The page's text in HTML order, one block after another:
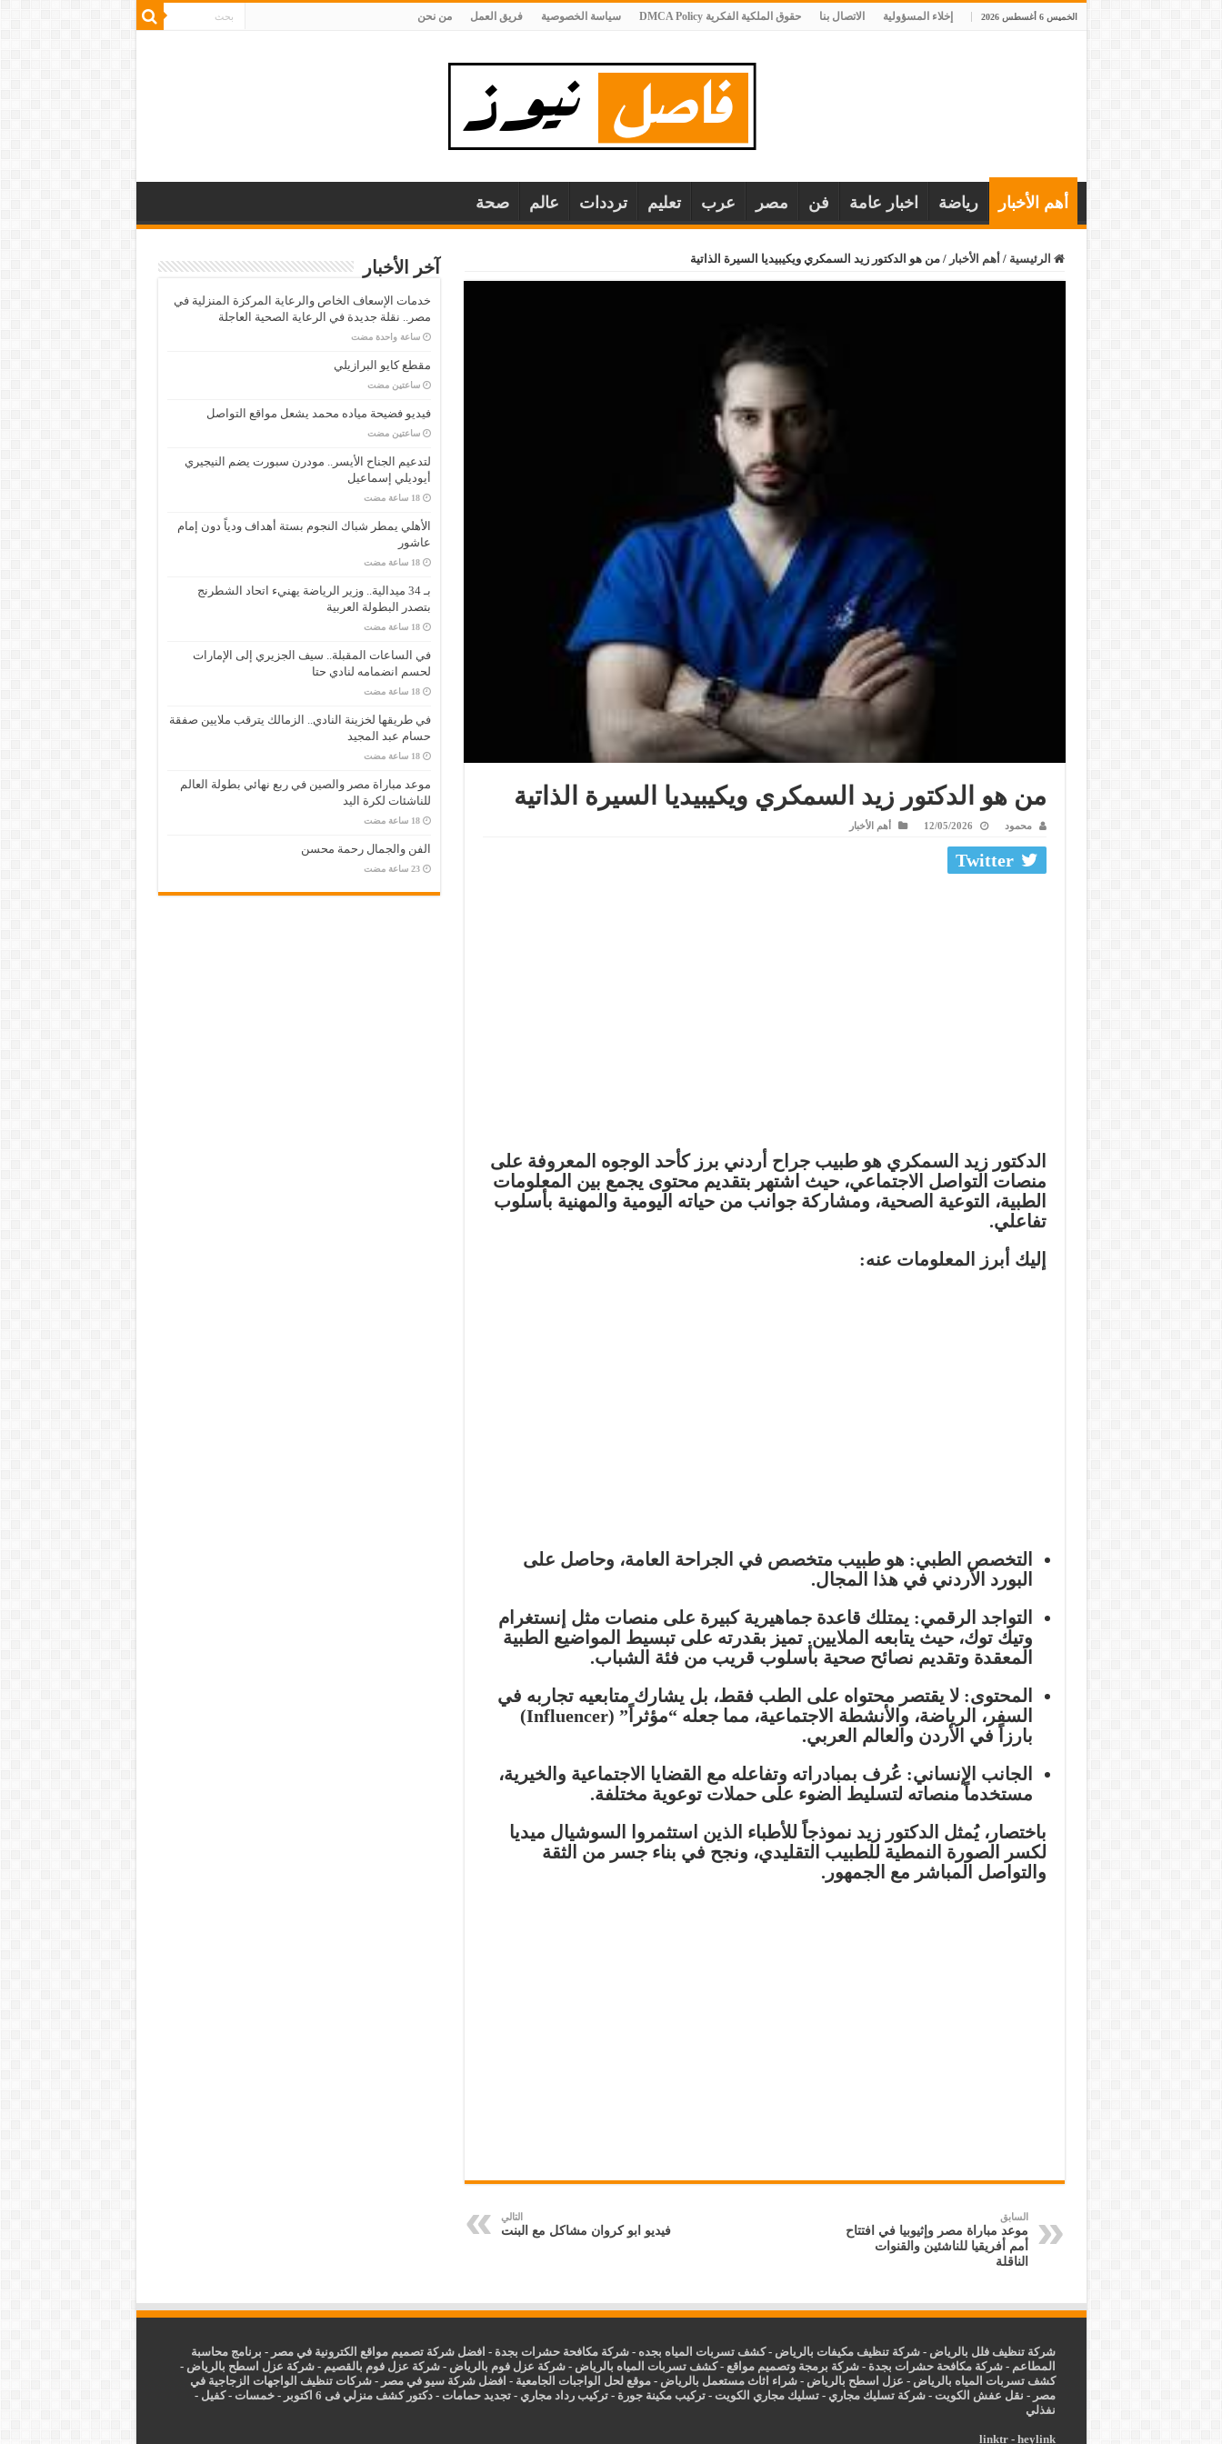
الخميس 6 أغسطس 2026 إخلاء المسؤولية الاتصال بنا حقوق الملكية الفكرية DMCA Policy سياسة الخصوصية فريق العمل من نحن
أهم الأخبار رياضة اخبار عامة فن مصر عرب تعليم ترددات عالم صحة
الرئيسية / أهم الأخبار / من هو الدكتور زيد السمكري ويكيبيديا السيرة الذاتية
من هو الدكتور زيد السمكري ويكيبيديا السيرة الذاتية
محمود 12/05/2026 أهم الأخبار
Twitter
الدكتورزيد السمكري هو طبيب جراح أردني برز كأحد الوجوه المعروفة على
منصات التواصل الاجتماعي، حيث اشتهر بتقديم محتوى يجمع بين المعلومات
الطبية، التوعية الصحية، ومشاركة جوانب من حياته اليومية والمهنية بأسلوب
تفاعلي.
إليك أبرز المعلومات عنه:
التخصص الطبي: هو طبيب متخصص في الجراحة العامة، وحاصل على
البورد الأردني في هذا المجال.
التواجد الرقمي: يمتلك قاعدة جماهيرية كبيرة على منصات مثل إنستغرام
وتيك توك، حيث يتابعه الملايين. تميز بقدرته على تبسيط المواضيع الطبية
المعقدة وتقديم نصائح صحية بأسلوب قريب من فئة الشباب.
المحتوى: لا يقتصر محتواه على الطب فقط، بل يشارك متابعيه تجاربه في
السفر، الرياضة، والأنشطة الاجتماعية، مما جعله “مؤثراً” (Influencer)
بارزاً في الأردن والعالم العربي.
الجانب الإنساني: عُرف بمبادراته وتفاعله مع القضايا الاجتماعية والخيرية،
مستخدماً منصاته لتسليط الضوء على حملات توعوية مختلفة.
باختصار، يُمثل الدكتور زيد نموذجاً للأطباء الذين استثمروا السوشيال ميديا
لكسر الصورة النمطية للطبيب التقليدي، ونجح في بناء جسر من الثقة
والتواصل المباشر مع الجمهور.
السابق
موعد مباراة مصر وإثيوبيا في افتتاح
أمم أفريقيا للناشئين والقنوات
الناقلة
التالي
فيديو ابو كروان مشاكل مع البنت
آخر الأخبار
خدمات الإسعاف الخاص والرعاية المركزة المنزلية في
مصر.. نقلة جديدة في الرعاية الصحية العاجلة
‏ساعة واحدة مضت
مقطع كايو البرازيلي
‏ساعتين مضت
فيديو فضيحة مياده محمد يشعل مواقع التواصل
‏ساعتين مضت
لتدعيم الجناح الأيسر.. مودرن سبورت يضم النيجيري
أيوديلي إسماعيل
‏18 ساعة مضت
الأهلي يمطر شباك النجوم بستة أهداف ودياً دون إمام
عاشور
‏18 ساعة مضت
بـ 34 ميدالية.. وزير الرياضة يهنيء اتحاد الشطرنج
بتصدر البطولة العربية
‏18 ساعة مضت
في الساعات المقبلة.. سيف الجزيري إلى الإمارات
لحسم انضمامه لنادي حتا
‏18 ساعة مضت
في طريقها لخزينة النادي.. الزمالك يترقب ملايين صفقة
حسام عبد المجيد
‏18 ساعة مضت
موعد مباراة مصر والصين في ربع نهائي بطولة العالم
للناشئات لكرة اليد
‏18 ساعة مضت
الفن والجمال رحمة محسن
‏23 ساعة مضت
شركة تنظيف فلل بالرياض -شركة تنظيف مكيفات بالرياض -كشف تسربات المياه بجده -شركة مكافحة حشرات بجدة - افضل شركة تصميم مواقع الكترونية في مصر - برنامج محاسبة
المطاعم -شركة مكافحة حشرات بجدة -شركة برمجة وتصميم مواقع -كشف تسربات المياه بالرياض -شركة عزل فوم بالرياض -شركة عزل فوم بالقصيم -شركة عزل اسطح بالرياض -
كشف تسربات المياه بالرياض - عزل اسطح بالرياض -شراء اثاث مستعمل بالرياض - موقع لحل الواجبات الجامعية - افضل شركة سيو في مصر -شركات تنظيف الواجهات الزجاجية في
مصر - نقل عفش الكويت -شركة تسليك مجاري -تسليك مجاري الكويت -تركيب مكينة جورة -تركيب رداد مجاري -تجديد حمامات -دكتور كشف منزلي فى 6 اكتوبر -خمسات -كفيل -
نفذلي
linktr- heylink